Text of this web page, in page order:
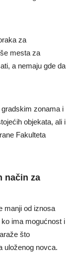
za
mesta za
a nemaju gde da
zonama i
objekata, ali i
Fakulteta
način za
manji od iznosa
ima mogućnost i
što
uloženog novca.